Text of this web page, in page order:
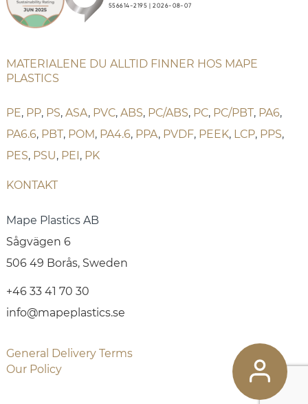
MATERIALENE DU ALLTID FINNER HOS MAPE
PLASTICS
PE, PP, PS,ASA, PVC,ABS, PC/ABS, PC, PC/PBT, PA6,
PA6.6, PBT, POM, PA4.6, PPA, PVDF, PEEK, LCP, PPS,
PES, PSU, PEI , PK
KONTAKT
Mape Plastics AB
Sågvägen 6
506 49 Borås, Sweden
+46 33 41 70 30
info@mapeplastics.se
General Delivery Terms
Our Policy